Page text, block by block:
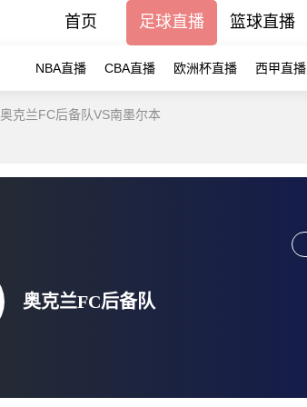
首页 足球直播 篮球直播
NBA直播 CBA直播 欧洲杯直播 西甲直播
奥克兰FC后备队VS南墨尔本
奥克兰FC后备队